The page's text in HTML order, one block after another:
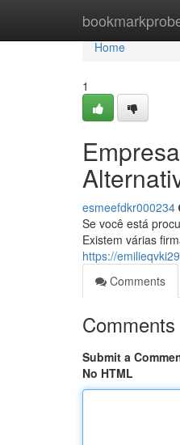
Home
Home
1
esmeefdkr000234
Se você está
Existem várias
https://
Comments
Comments
Submit a
No HTML